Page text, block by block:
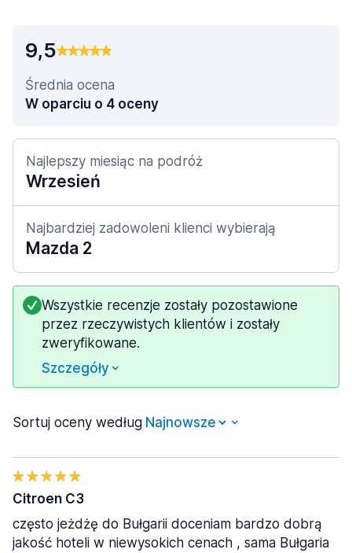
9,5
Średnia ocena
W oparciu o 4 oceny
Najlepszy miesiąc na podróż
Wrzesień
Najbardziej zadowoleni klienci wybierają
Mazda 2
Wszystkie recenzje zostały pozostawione
przez rzeczywistych klientów i zostały
zweryfikowane.
Szczegóły
Sortuj oceny według
Citroen C3
często jeżdżę do Bułgarii doceniam bardzo dobrą
jakość hoteli w niewysokich cenach , sama Bułgaria